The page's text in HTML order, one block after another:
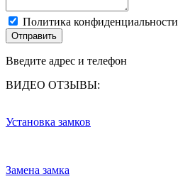
Политика конфиденциальности
Отправить
Введите адрес и телефон
ВИДЕО ОТЗЫВЫ:
Установка замков
Замена замка